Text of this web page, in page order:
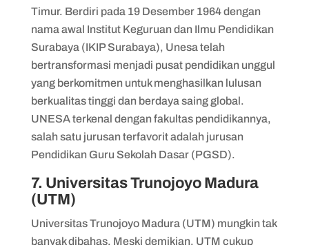
Timur. Berdiri pada 19 Desember 1964 dengan
nama awal Institut Keguruan dan Ilmu Pendidikan
Surabaya (IKIP Surabaya), Unesa telah
bertransformasi menjadi pusat pendidikan unggul
yang berkomitmen untuk menghasilkan lulusan
berkualitas tinggi dan berdaya saing global.
UNESA terkenal dengan fakultas pendidikannya,
salah satu jurusan terfavorit adalah jurusan
Pendidikan Guru Sekolah Dasar (PGSD).
7. Universitas Trunojoyo Madura
(UTM)
Universitas Trunojoyo Madura (UTM) mungkin tak
banyak dibahas. Meski demikian, UTM cukup